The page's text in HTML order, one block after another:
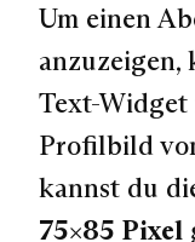
Um einen
anzuzeigen,
Text-Widget
Profilbild
kannst du
75×85 Pixel